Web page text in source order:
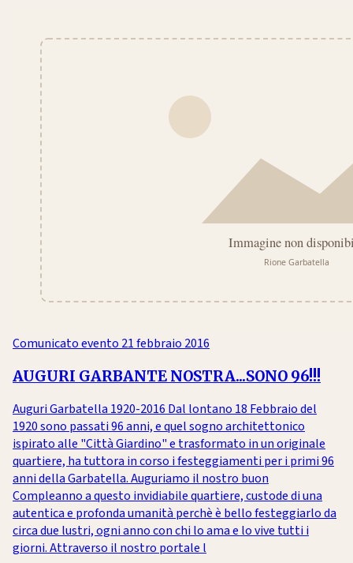
Comunicato evento 21 febbraio 2016
AUGURI GARBANTE NOSTRA...SONO 96!!!
Auguri Garbatella 1920-2016 Dal lontano 18 Febbraio del
1920 sono passati 96 anni, e quel sogno architettonico
ispirato alle "Città Giardino" e trasformato in un originale
quartiere, ha tuttora in corso i festeggiamenti per i primi 96
anni della Garbatella. Auguriamo il nostro buon
Compleanno a questo invidiabile quartiere, custode di una
autentica e profonda umanità perchè è bello festeggiarlo da
circa due lustri, ogni anno con chi lo ama e lo vive tutti i
giorni. Attraverso il nostro portale l